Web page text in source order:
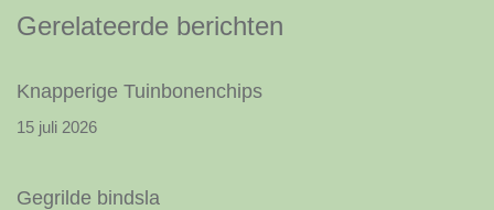
Gerelateerde berichten
Knapperige Tuinbonenchips
15 juli 2026
Gegrilde bindsla